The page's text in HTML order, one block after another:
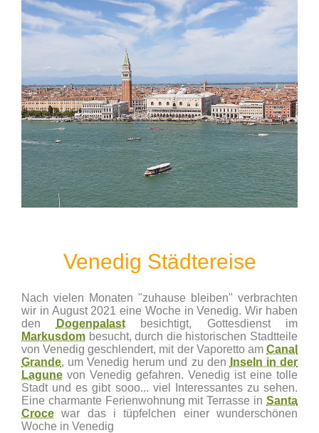
Venedig Städtereise
Nach vielen Monaten "zuhause bleiben" verbrachten
wir in August 2021 eine Woche in Venedig. Wir haben
den
Dogenpalastbesichtigt, Gottesdienst im
Markusdom besucht, durch die historischen Stadtteile
von Venedig geschlendert, mit der Vaporetto am Canal
Grande, um Venedig herum und zu den
Inseln in der
Lagune von Venedig gefahren. Venedig ist eine tolle
Stadt und es gibt sooo... viel Interessantes zu sehen.
Eine charmante Ferienwohnung mit Terrasse in Santa
Croce war das i tüpfelchen einer wunderschönen
Woche in Venedig